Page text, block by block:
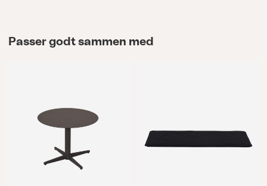
Passer godt sammen med